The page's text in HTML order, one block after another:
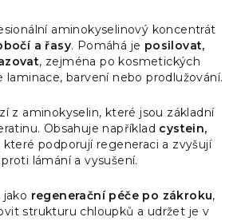
aminokyselinový koncentrát
a řasy. Pomáhá je posilovat,
, zejména po kosmetických
laminace, barvení nebo prodlužování.
z aminokyselin, které jsou základní
Obsahuje například cystein,
které podporují regeneraci a zvyšují
lámání a vysušení.
regenerační péče po zákroku,
strukturu chloupků a udržet je v